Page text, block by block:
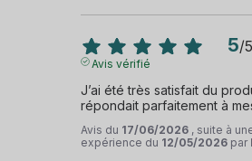
5/5
Avis vérifié
J’ai été très satisfait du
répondait parfaitement à
Avis du 17/06/2026 , suite à
expérience du 12/05/2026 par